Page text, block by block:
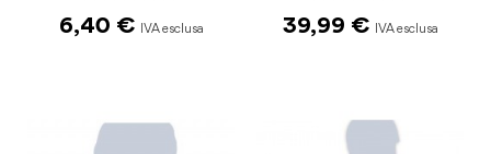
6,40 € 39,99 €